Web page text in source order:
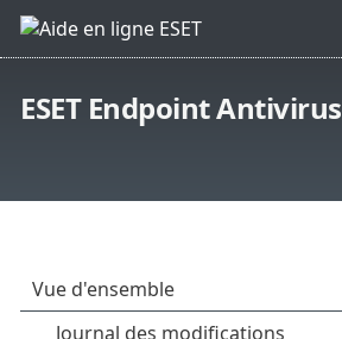
ESET Endpoint Antivirus